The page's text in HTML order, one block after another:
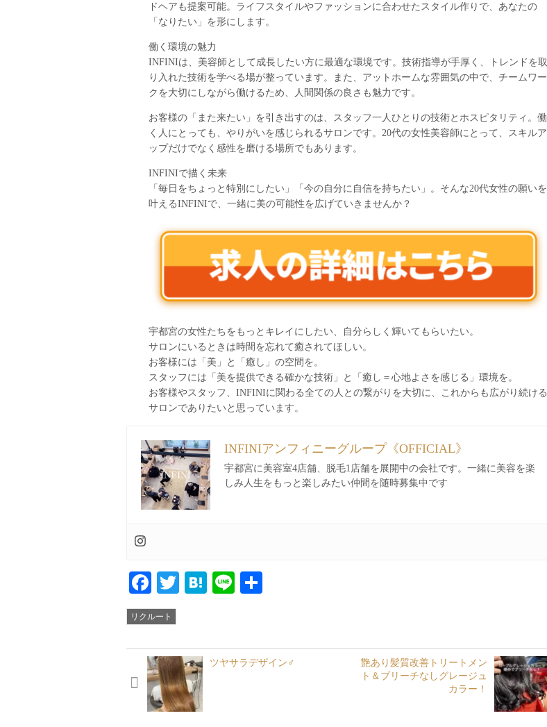
ドヘアも提案可能。ライフスタイルやファッションに合わせたスタイル作りで、あなたの
「なりたい」を形にします。
働く環境の魅力
INFINIは、美容師として成長したい方に最適な環境です。技術指導が手厚く、トレンドを取
り入れた技術を学べる場が整っています。また、アットホームな雰囲気の中で、チームワー
クを大切にしながら働けるため、人間関係の良さも魅力です。
お客様の「また来たい」を引き出すのは、スタッフ一人ひとりの技術とホスピタリティ。働
く人にとっても、やりがいを感じられるサロンです。20代の女性美容師にとって、スキルア
ップだけでなく感性を磨ける場所でもあります。
INFINIで描く未来
「毎日をちょっと特別にしたい」「今の自分に自信を持ちたい」。そんな20代女性の願いを
叶えるINFINIで、一緒に美の可能性を広げていきませんか？
宇都宮の女性たちをもっとキレイにしたい、自分らしく輝いてもらいたい。
サロンにいるときは時間を忘れて癒されてほしい。
お客様には「美」と「癒し」の空間を。
スタッフには「美を提供できる確かな技術」と「癒し＝心地よさを感じる」環境を。
お客様やスタッフ、INFINIに関わる全ての人との繋がりを大切に、これからも広がり続ける
サロンでありたいと思っています。
INFINIアンフィニーグループ《OFFICIAL》
宇都宮に美容室4店舗、脱毛1店舗を展開中の会社です。一緒に美容を楽
しみ人生をもっと楽しみたい仲間を随時募集中です
Facebook
TwitterHatena
Line
リクルート
ツヤサラデザイン‍♂️
艶あり髪質改善トリートメン
ト＆ブリーチなしグレージュ
カラー！